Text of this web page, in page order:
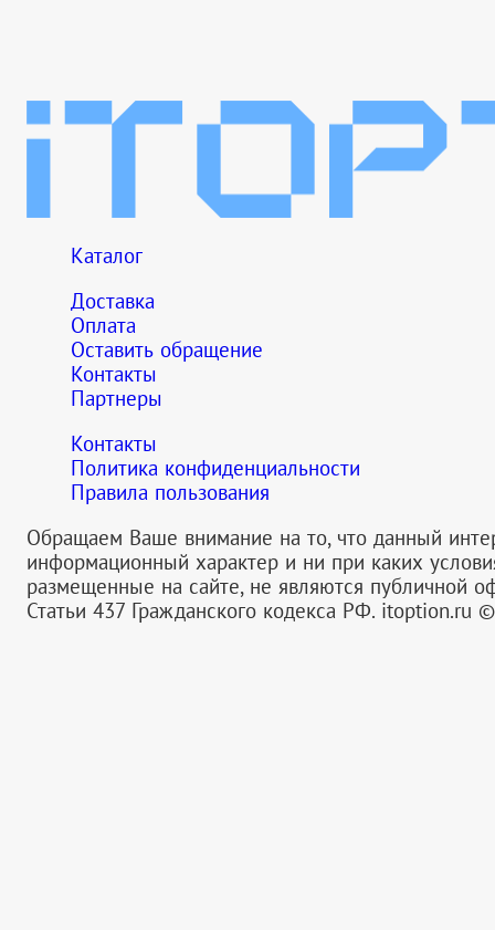
Каталог
Доставка
Оплата
Оставить обращение
Контакты
Партнеры
Контакты
Политика конфиденциальности
Правила пользования
Обращаем Ваше внимание на то, что данный
информационный характер и ни при каких
размещенные на сайте, не являются публичной
Статьи 437 Гражданского кодекса РФ. itoption.ru